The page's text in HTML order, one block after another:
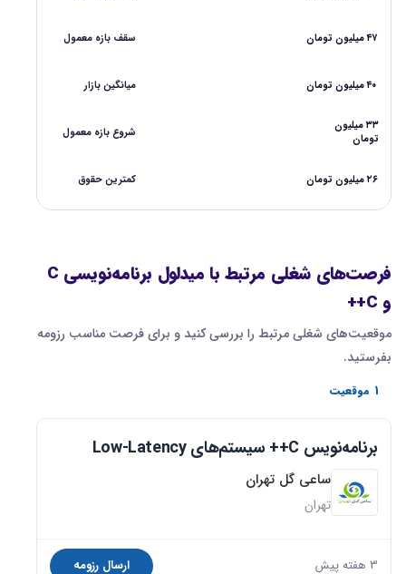
سقف بازه معمول ۴۷ میلیون تومان
میانگین بازار ۴۰ میلیون تومان
شروع بازه معمول
۳۳ میلیون
تومان
کمترین حقوق ۲۶ میلیون تومان
فرصت‌های شغلی مرتبط با میدلول برنامه‌نویسی C
و C++
موقعیت‌های شغلی مرتبط را بررسی کنید و برای فرصت مناسب رزومه
بفرستید.
1 موقعیت
برنامه‌نویس C++ سیستم‌های Low-Latency
ساعی گل تهران
تهران
3 هفته پیش ارسال رزومه